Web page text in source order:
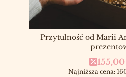
Przytulność od Marii
Cena
155,00
Najniższa cena: